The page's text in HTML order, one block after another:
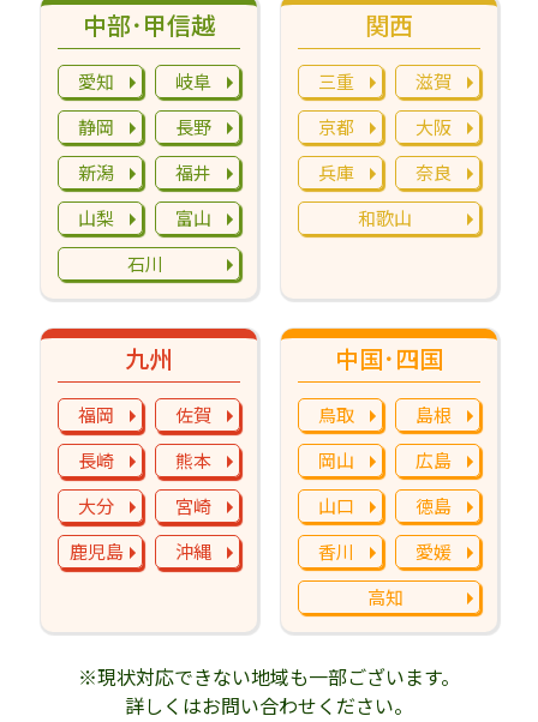
九州
福岡
佐賀
長崎
熊本
大分
宮崎
鹿児島
沖縄
中国･四国
鳥取
島根
岡山
広島
山口
徳島
香川
愛媛
高知
中部･甲信越
愛知
岐阜
静岡
長野
新潟
福井
山梨
富山
石川
関西
三重
滋賀
京都
大阪
兵庫
奈良
和歌山
※現状対応できない地域も一部ございます。
詳しくはお問い合わせください。